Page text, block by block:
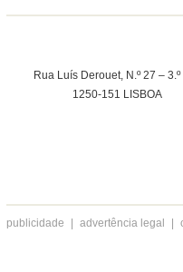
Rua Luís Derouet, N.º 27 – 3.º
1250-151 LISBOA
publicidade advertência legal